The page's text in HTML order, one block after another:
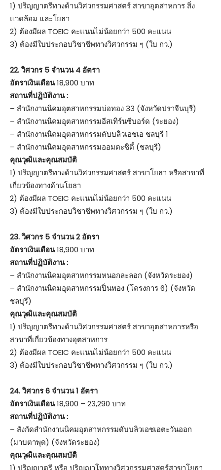
1) ปริญญาตรีทางด้านวิศวกรรมศาสตร์ สาขาอุตสาหการ สิ่ง
แวดล้อม และโยธา
2) ต้องมีผล TOEIC คะแนนไม่น้อยกว่า 500 คะแนน
3) ต้องมีใบประกอบวิชาชีพทางวิศวกรรม ๆ (ใบ กว.)
22.วิศวกร 5 จำนวน 4 อัตรา
อัตราเงินเดือน18,900 บาท
สถานที่ปฏิบัติงาน :
– สำนักงานนิคมอุตสาหกรรมบ่อทอง 33 (จังหวัดปราจีนบุรี)
– สำนักงานนิคมอุตสาหกรรมอีสเทิร์นซีบอร์ด (ระยอง)
– สำนักงานนิคมอุตสาหกรรมดับบลิวเอชเอ ชลบุรี 1
– สำนักงานนิคมอุตสาหกรรมออมตะซิตี้ (ชลบุรี)
คุณวุฒิและคุณสมบัติ
1) ปริญญาตรีทางด้านวิศวกรรมศาสตร์ สาขาโยธา หรือสาขาที่
เกี่ยวข้องทางด้านโยธา
2) ต้องมีผล TOEIC คะแนนไม่น้อยกว่า 500 คะแนน
3) ต้องมีใบประกอบวิชาชีพทางวิศวกรรม ๆ (ใบ กว.)
23.วิศวกร 5 จำนวน 2 อัตรา
อัตราเงินเดือน18,900 บาท
สถานที่ปฏิบัติงาน :
– สำนักงานนิคมอุตสาหกรรมหนอกละลอก (จังหวัดระยอง)
– สำนักงานนิคมอุตสาหกรรมปิ่นทอง (โครงการ 6) (จังหวัด
ชลบุรี)
คุณวุฒิและคุณสมบัติ
1) ปริญญาตรีทางด้านวิศวกรรมศาสตร์ สาขาอุตสาหการหรือ
สาขาที่เกี่ยวข้องทางอุตสาหการ
2) ต้องมีผล TOEIC คะแนนไม่น้อยกว่า 500 คะแนน
3) ต้องมีใบประกอบวิชาชีพทางวิศวกรรม ๆ (ใบ กว.)
24.วิศวกร 6 จำนวน 1 อัตรา
อัตราเงินเดือน18,900 – 23,290 บาท
สถานที่ปฏิบัติงาน :
– สังกัดสำนักงานนิคมอุตสาหกรรมดับบลิวเอชเอตะวันออก
(มาบตาพุด) (จังหวัดระยอง)
คุณวุฒิและคุณสมบัติ
1) ปริญญาตรี หรือ ปริญญาโททางวิศวกรรมศาสตร์สาขาโยธา